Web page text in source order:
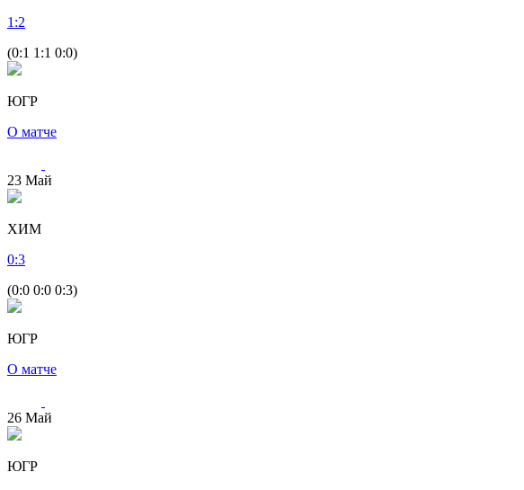
1 :2
(0:1 1:1 0:0)
ЮГР
О матче
23 Май
ХИМ
0:3
(0:0 0:0 0:3)
ЮГР
О матче
26 Май
ЮГР